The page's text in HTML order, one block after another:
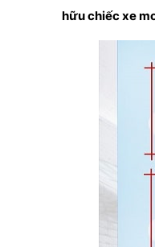
hữu chiếc xe